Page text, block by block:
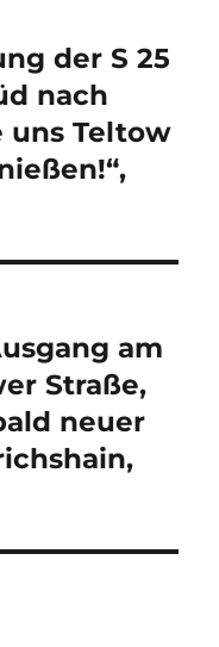
der S 25
nach
uns Teltow
am
Straße,
neuer